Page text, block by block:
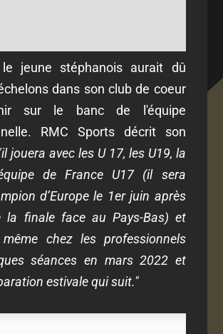
jeune stéphanois aurait dû
dans son club de coeur
sur le banc de l'équipe
RMC Sports décrit son
jouera avec les U 17, les U19, la
de France U17 (il sera
d’Europe le 1er juin après
la finale face au Pays-Bas) et
même chez les professionnels
séances en mars 2022 et
estivale qui suit."